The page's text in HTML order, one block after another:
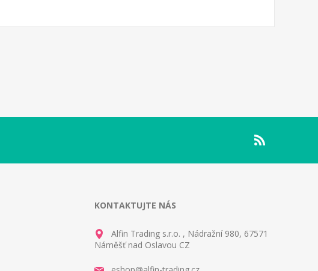
KONTAKTUJTE NÁS
Alfin Trading s.r.o. , Nádražní 980, 67571
Náměšť nad Oslavou CZ